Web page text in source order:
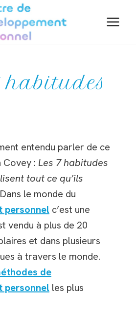
habitudes
entendu parler de ce
Covey : Les 7 habitudes
tout ce qu’ils
le monde du
personnel c’est une
vendu à plus de 20
et dans plusieurs
à travers le monde.
de
personnel les plus